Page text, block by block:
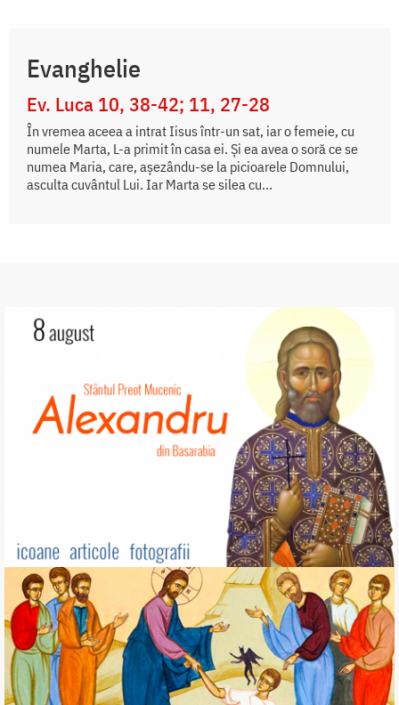
Evanghelie
Ev. Luca 10, 38-42; 11, 27-28
În vremea aceea a intrat Iisus într-un sat, iar o femeie, cu
numele Marta, L-a primit în casa ei. Și ea avea o soră ce se
numea Maria, care, așezându-se la picioarele Domnului,
asculta cuvântul Lui. Iar Marta se silea cu...